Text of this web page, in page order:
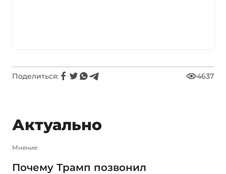
Поделиться: 4637
Актуально
Мнение
Почему Трамп позвонил